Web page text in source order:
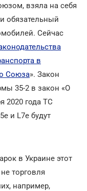
взяла на себя
обязательный
Сейчас
в
Союза». Закон
35-2 в закон «О
2020 года ТС
и L7e будут
в Украине этот
торговля
например,